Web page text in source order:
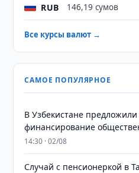
RUB 146,19 сумов
Все курсы валют →
САМОЕ ПОПУЛЯРНОЕ
В Узбекистане
финансирование
14:30 · 02/08
Случай с пенсионеркой в